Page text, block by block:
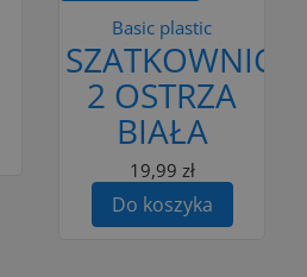
Basic plastic
SZATKOWNICA
2 OSTRZA
BIAŁA
19,99 zł
Do koszyka